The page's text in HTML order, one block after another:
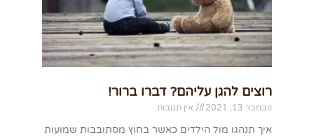
רוצים להגן עליהם? דברו ברור!
נובמבר 13, 2021 אין תגובות
איך תנהגו מול הילדים כאשר בחוץ מסתובבות שמועות